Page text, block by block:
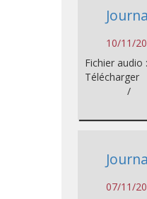
10/11/
Fichier audio
Télécharger
/
07/11/